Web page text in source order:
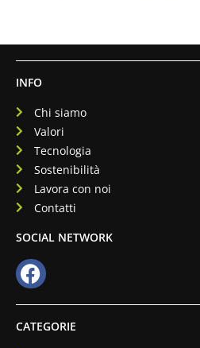
CATEGORIE
INFO
Chi siamo
Valori
Tecnologia
Sostenibilità
Lavora con noi
Contatti
SOCIAL NETWORK